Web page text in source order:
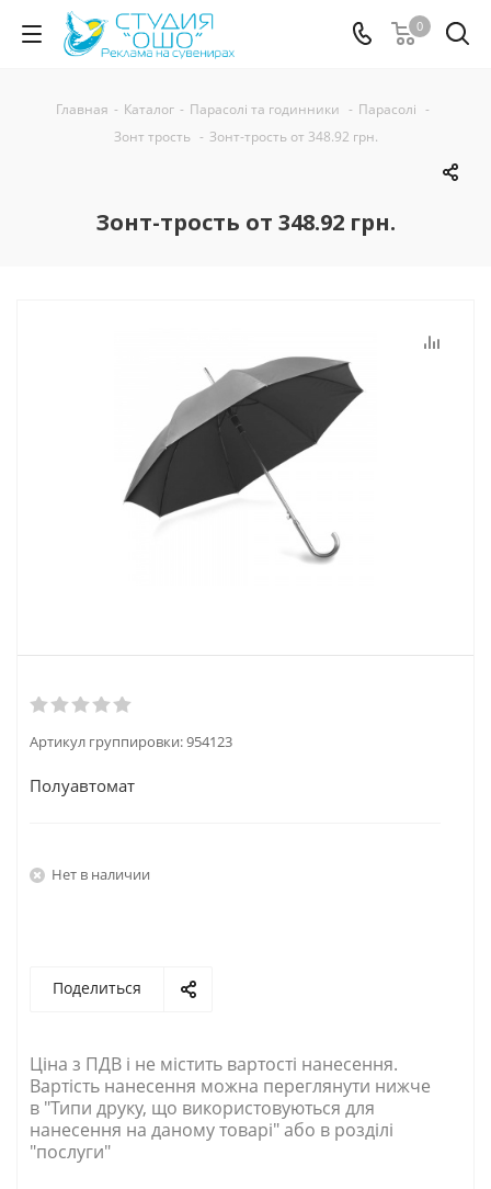
0
Главная - Каталог - Парасолі та годинники - Парасолі -
Зонт трость - Зонт-трость от 348.92 грн.
Зонт-трость от 348.92 грн.
Артикул группировки:954123
Полуавтомат
Нет в наличии
Поделиться
Ціна з ПДВ і не містить вартості нанесення.
Вартість нанесення можна переглянути нижче
в "Типи друку, що використовуються для
нанесення на даному товарі" або в розділі
"послуги"